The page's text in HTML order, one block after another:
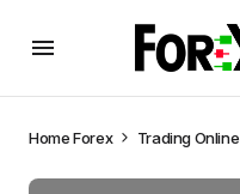
HomeForex Trading Online